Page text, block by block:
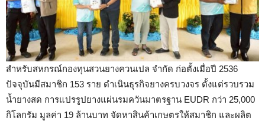
สำหรับสหกรณ์กองทุนสวนยางควนเปล จำกัด ก่อตั้งเมื่อปี 2536
ปัจจุบันมีสมาชิก 153 ราย ดำเนินธุรกิจยางครบวงจร ตั้งแต่รวบรวม
น้ำยางสด การแปรรูปยางแผ่นรมควันมาตรฐาน EUDR กว่า 25,000
กิโลกรัม มูลค่า 19 ล้านบาท จัดหาสินค้าเกษตรให้สมาชิก และผลิต